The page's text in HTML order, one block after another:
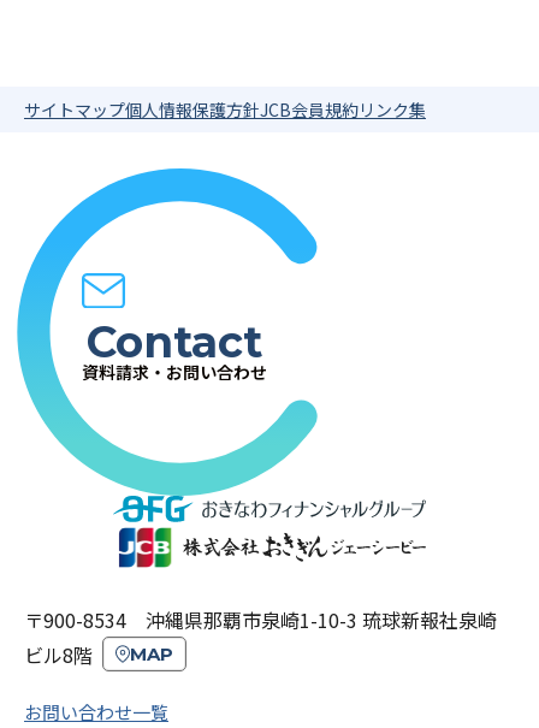
サイトマップ個人情報保護方針JCB会員規約リンク集
Contact
資料請求・お問い合わせ
〒900-8534 沖縄県那覇市泉崎1-10-3 琉球新報社泉崎
ビル8階
MAP
お問い合わせ一覧